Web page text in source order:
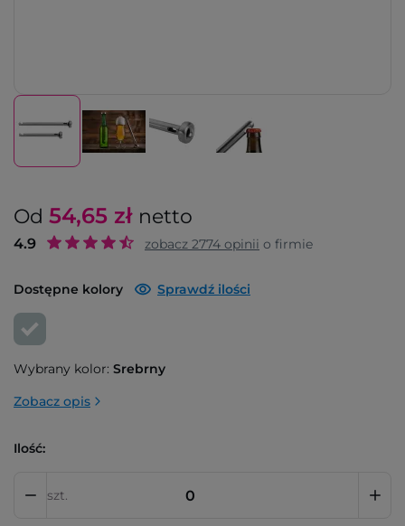
Od 54,65 zł netto
4.9 zobacz 2774 opinii o firmie
Dostępne kolory Sprawdź ilości
Wybrany kolor: Srebrny
Zobacz opis
Ilość:
szt.